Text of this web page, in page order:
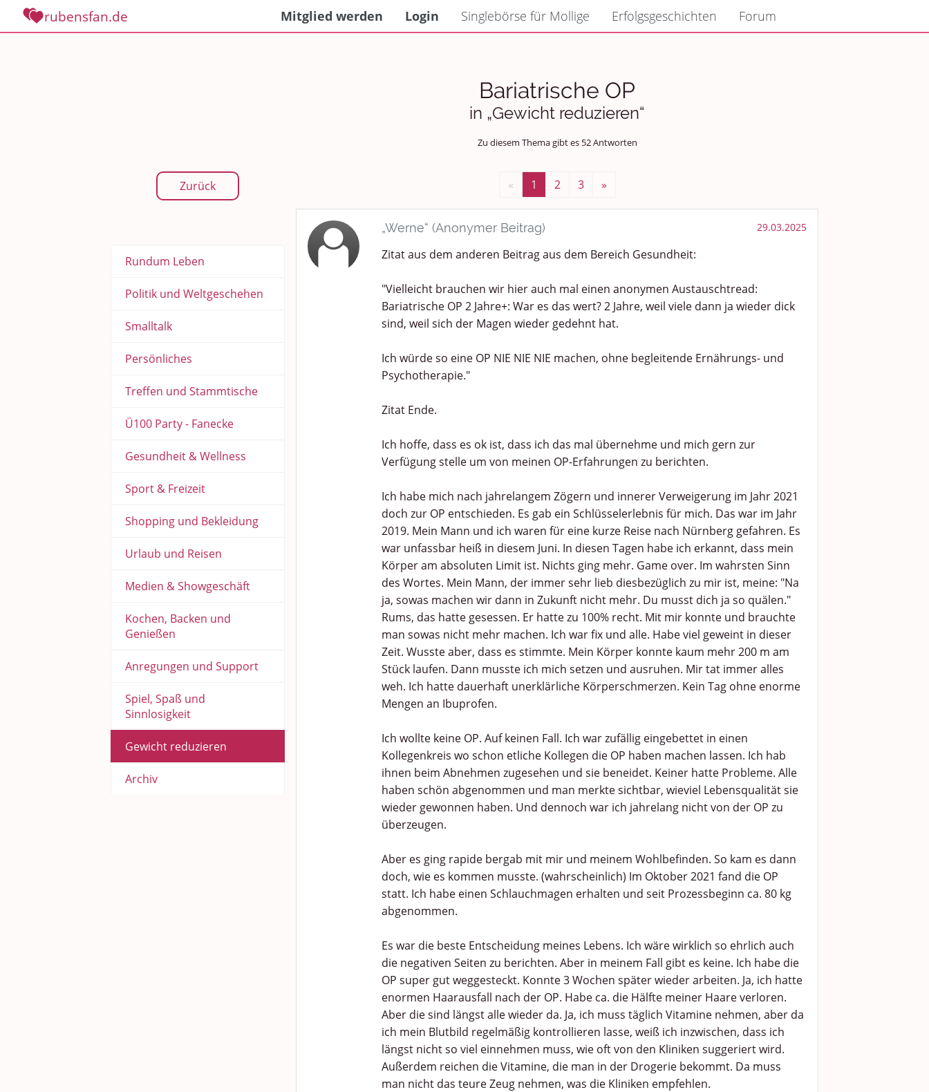
rubensfan.de Mitglied werden Login Singlebörse für Mollige Erfolgsgeschichten Forum
Bariatrische OP
in „Gewicht reduzieren“
Zu diesem Thema gibt es 52 Antworten
Zurück
Rundum Leben
Politik und Weltgeschehen
Smalltalk
Persönliches
Treffen und Stammtische
Ü100 Party - Fanecke
Gesundheit & Wellness
Sport & Freizeit
Shopping und Bekleidung
Urlaub und Reisen
Medien & Showgeschäft
Kochen, Backen und
Genießen
Anregungen und Support
Spiel, Spaß und
Sinnlosigkeit
Gewicht reduzieren
Archiv
« 1 2 3 »
„Werne“ (Anonymer Beitrag) 29.03.2025
Zitat aus dem anderen Beitrag aus dem Bereich Gesundheit:
"Vielleicht brauchen wir hier auch mal einen anonymen Austauschtread:
Bariatrische OP 2 Jahre+: War es das wert? 2 Jahre, weil viele dann ja wieder dick
sind, weil sich der Magen wieder gedehnt hat.
Ich würde so eine OP NIE NIE NIE machen, ohne begleitende Ernährungs- und
Psychotherapie."
Zitat Ende.
Ich hoffe, dass es ok ist, dass ich das mal übernehme und mich gern zur
Verfügung stelle um von meinen OP-Erfahrungen zu berichten.
Ich habe mich nach jahrelangem Zögern und innerer Verweigerung im Jahr 2021
doch zur OP entschieden. Es gab ein Schlüsselerlebnis für mich. Das war im Jahr
2019. Mein Mann und ich waren für eine kurze Reise nach Nürnberg gefahren. Es
war unfassbar heiß in diesem Juni. In diesen Tagen habe ich erkannt, dass mein
Körper am absoluten Limit ist. Nichts ging mehr. Game over. Im wahrsten Sinn
des Wortes. Mein Mann, der immer sehr lieb diesbezüglich zu mir ist, meine: "Na
ja, sowas machen wir dann in Zukunft nicht mehr. Du musst dich ja so quälen."
Rums, das hatte gesessen. Er hatte zu 100% recht. Mit mir konnte und brauchte
man sowas nicht mehr machen. Ich war fix und alle. Habe viel geweint in dieser
Zeit. Wusste aber, dass es stimmte. Mein Körper konnte kaum mehr 200 m am
Stück laufen. Dann musste ich mich setzen und ausruhen. Mir tat immer alles
weh. Ich hatte dauerhaft unerklärliche Körperschmerzen. Kein Tag ohne enorme
Mengen an Ibuprofen.
Ich wollte keine OP. Auf keinen Fall. Ich war zufällig eingebettet in einen
Kollegenkreis wo schon etliche Kollegen die OP haben machen lassen. Ich hab
ihnen beim Abnehmen zugesehen und sie beneidet. Keiner hatte Probleme. Alle
haben schön abgenommen und man merkte sichtbar, wieviel Lebensqualität sie
wieder gewonnen haben. Und dennoch war ich jahrelang nicht von der OP zu
überzeugen.
Aber es ging rapide bergab mit mir und meinem Wohlbefinden. So kam es dann
doch, wie es kommen musste. (wahrscheinlich) Im Oktober 2021 fand die OP
statt. Ich habe einen Schlauchmagen erhalten und seit Prozessbeginn ca. 80 kg
abgenommen.
Es war die beste Entscheidung meines Lebens. Ich wäre wirklich so ehrlich auch
die negativen Seiten zu berichten. Aber in meinem Fall gibt es keine. Ich habe die
OP super gut weggesteckt. Konnte 3 Wochen später wieder arbeiten. Ja, ich hatte
enormen Haarausfall nach der OP. Habe ca. die Hälfte meiner Haare verloren.
Aber die sind längst alle wieder da. Ja, ich muss täglich Vitamine nehmen, aber da
ich mein Blutbild regelmäßig kontrollieren lasse, weiß ich inzwischen, dass ich
längst nicht so viel einnehmen muss, wie oft von den Kliniken suggeriert wird.
Außerdem reichen die Vitamine, die man in der Drogerie bekommt. Da muss
man nicht das teure Zeug nehmen, was die Kliniken empfehlen.